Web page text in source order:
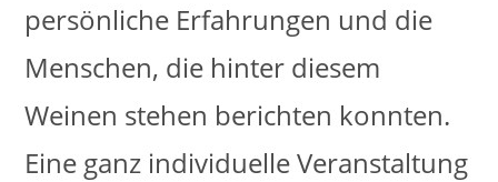
persönliche Erfahrungen und die
Menschen, die hinter diesem
Weinen stehen berichten konnten.
Eine ganz individuelle Veranstaltung